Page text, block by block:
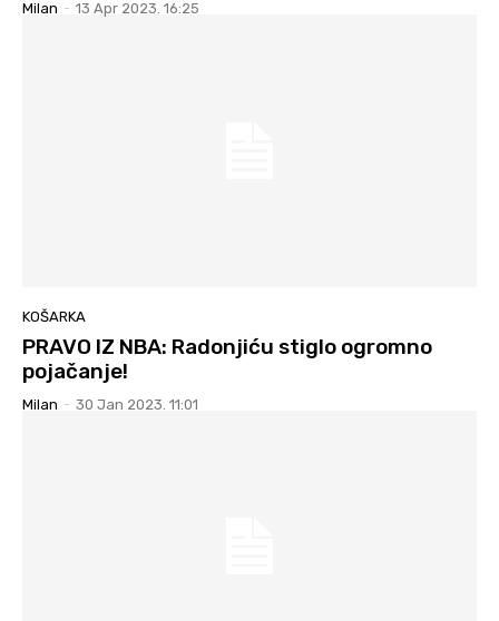
Milan - 13 Apr 2023. 16:25
KOŠARKA
PRAVO IZ NBA: Radonjiću stiglo ogromno
pojačanje!
Milan - 30 Jan 2023. 11:01